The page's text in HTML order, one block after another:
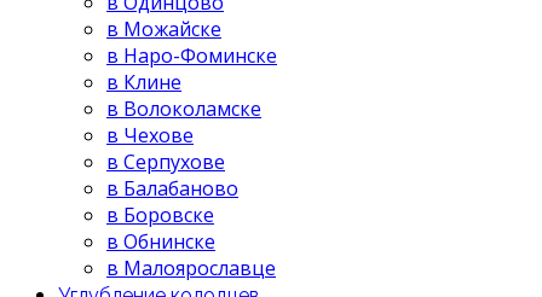
в Можайске
в Наро-Фоминске
в Клине
в Волоколамске
в Чехове
в Серпухове
в Балабаново
в Боровске
в Обнинске
в Малоярославце